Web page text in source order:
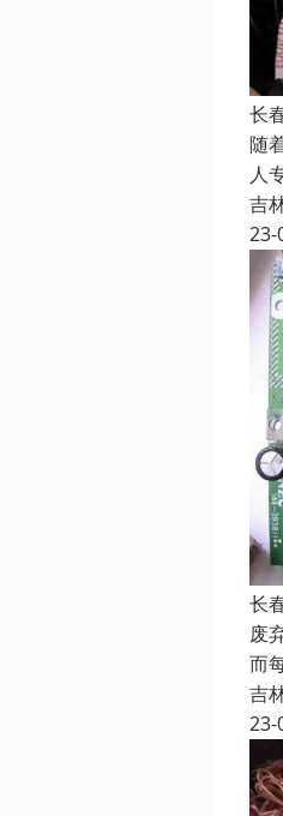
长
随
人
吉
23-
长
废
而
吉
23-